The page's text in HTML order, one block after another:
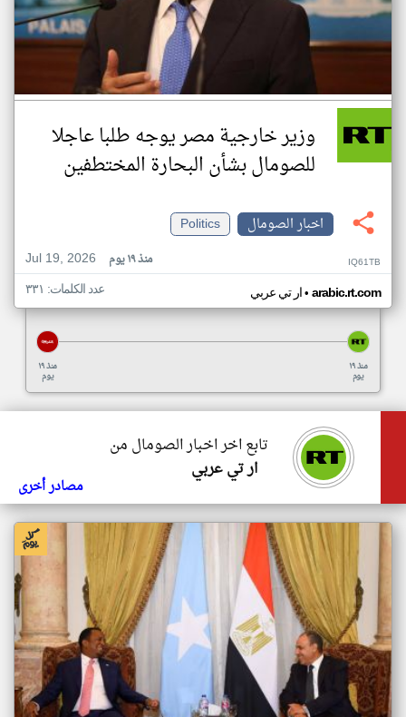
وزير خارجية مصر يوجه طلبا عاجلا
للصومال بشأن البحارة المختطفين
اخبار الصومال
Politics
Jul 19, 2026
منذ ١٩ يوم IQ61TB
ار تي عربي• arabic.rt.com عدد الكلمات: ٣٣١
منذ ١٩
يوم
منذ ١٩
يوم
تابع اخر اخبار الصومال من
ار تي عربي
مصادر أخرى